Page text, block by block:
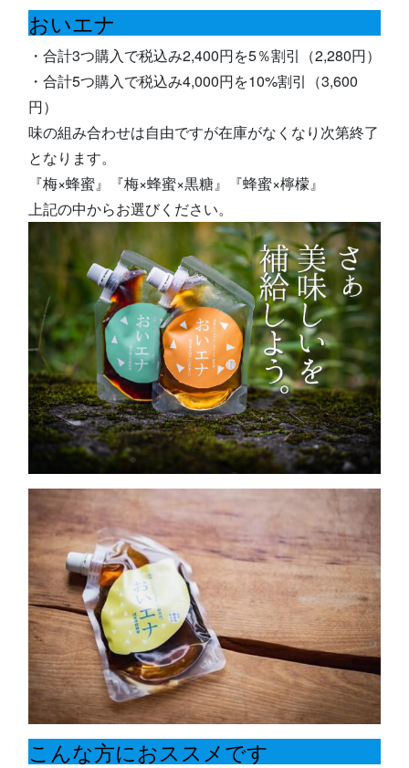
おいエナ
・合計3つ購入で税込み2,400円を5％割引（2,280円）
・合計5つ購入で税込み4,000円を10%割引（3,600
円）
味の組み合わせは自由ですが在庫がなくなり次第終了
となります。
『梅×蜂蜜』『梅×蜂蜜×黒糖』『蜂蜜×檸檬』
上記の中からお選びください。
こんな方におススメです